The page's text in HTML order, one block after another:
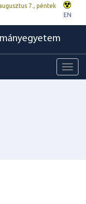
7., péntek
EN